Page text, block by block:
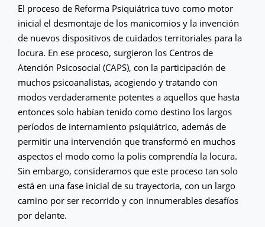
El proceso de Reforma Psiquiátrica tuvo como motor
inicial el desmontaje de los manicomios y la invención
de nuevos dispositivos de cuidados territoriales para la
locura. En ese proceso, surgieron los Centros de
Atención Psicosocial (CAPS), con la participación de
muchos psicoanalistas, acogiendo y tratando con
modos verdaderamente potentes a aquellos que hasta
entonces solo habían tenido como destino los largos
períodos de internamiento psiquiátrico, además de
permitir una intervención que transformó en muchos
aspectos el modo como la polis comprendía la locura.
Sin embargo, consideramos que este proceso tan solo
está en una fase inicial de su trayectoria, con un largo
camino por ser recorrido y con innumerables desafíos
por delante.